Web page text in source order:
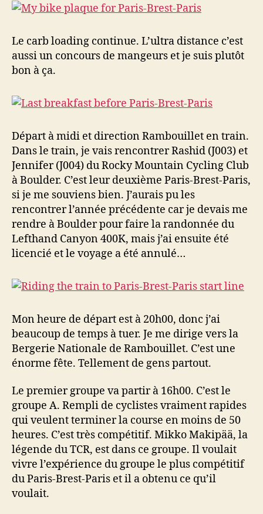
Le carb loading continue. L’ultra distance c’est
aussi un concours de mangeurs et je suis plutôt
bon à ça.
Départ à midi et direction Rambouillet en train.
Dans le train, je vais rencontrer Rashid (J003) et
Jennifer (J004) du Rocky Mountain Cycling Club
à Boulder. C’est leur deuxième Paris-Brest-Paris,
si je me souviens bien. J’aurais pu les
rencontrer l’année précédente car je devais me
rendre à Boulder pour faire la randonnée du
Lefthand Canyon 400K, mais j’ai ensuite été
licencié et le voyage a été annulé…
Mon heure de départ est à 20h00, donc j’ai
beaucoup de temps à tuer. Je me dirige vers la
Bergerie Nationale de Rambouillet. C’est une
énorme fête. Tellement de gens partout.
Le premier groupe va partir à 16h00. C’est le
groupe A. Rempli de cyclistes vraiment rapides
qui veulent terminer la course en moins de 50
heures. C’est très compétitif. Mikko Makipää, la
légende du TCR, est dans ce groupe. Il voulait
vivre l’expérience du groupe le plus compétitif
du Paris-Brest-Paris et il a obtenu ce qu’il
voulait.